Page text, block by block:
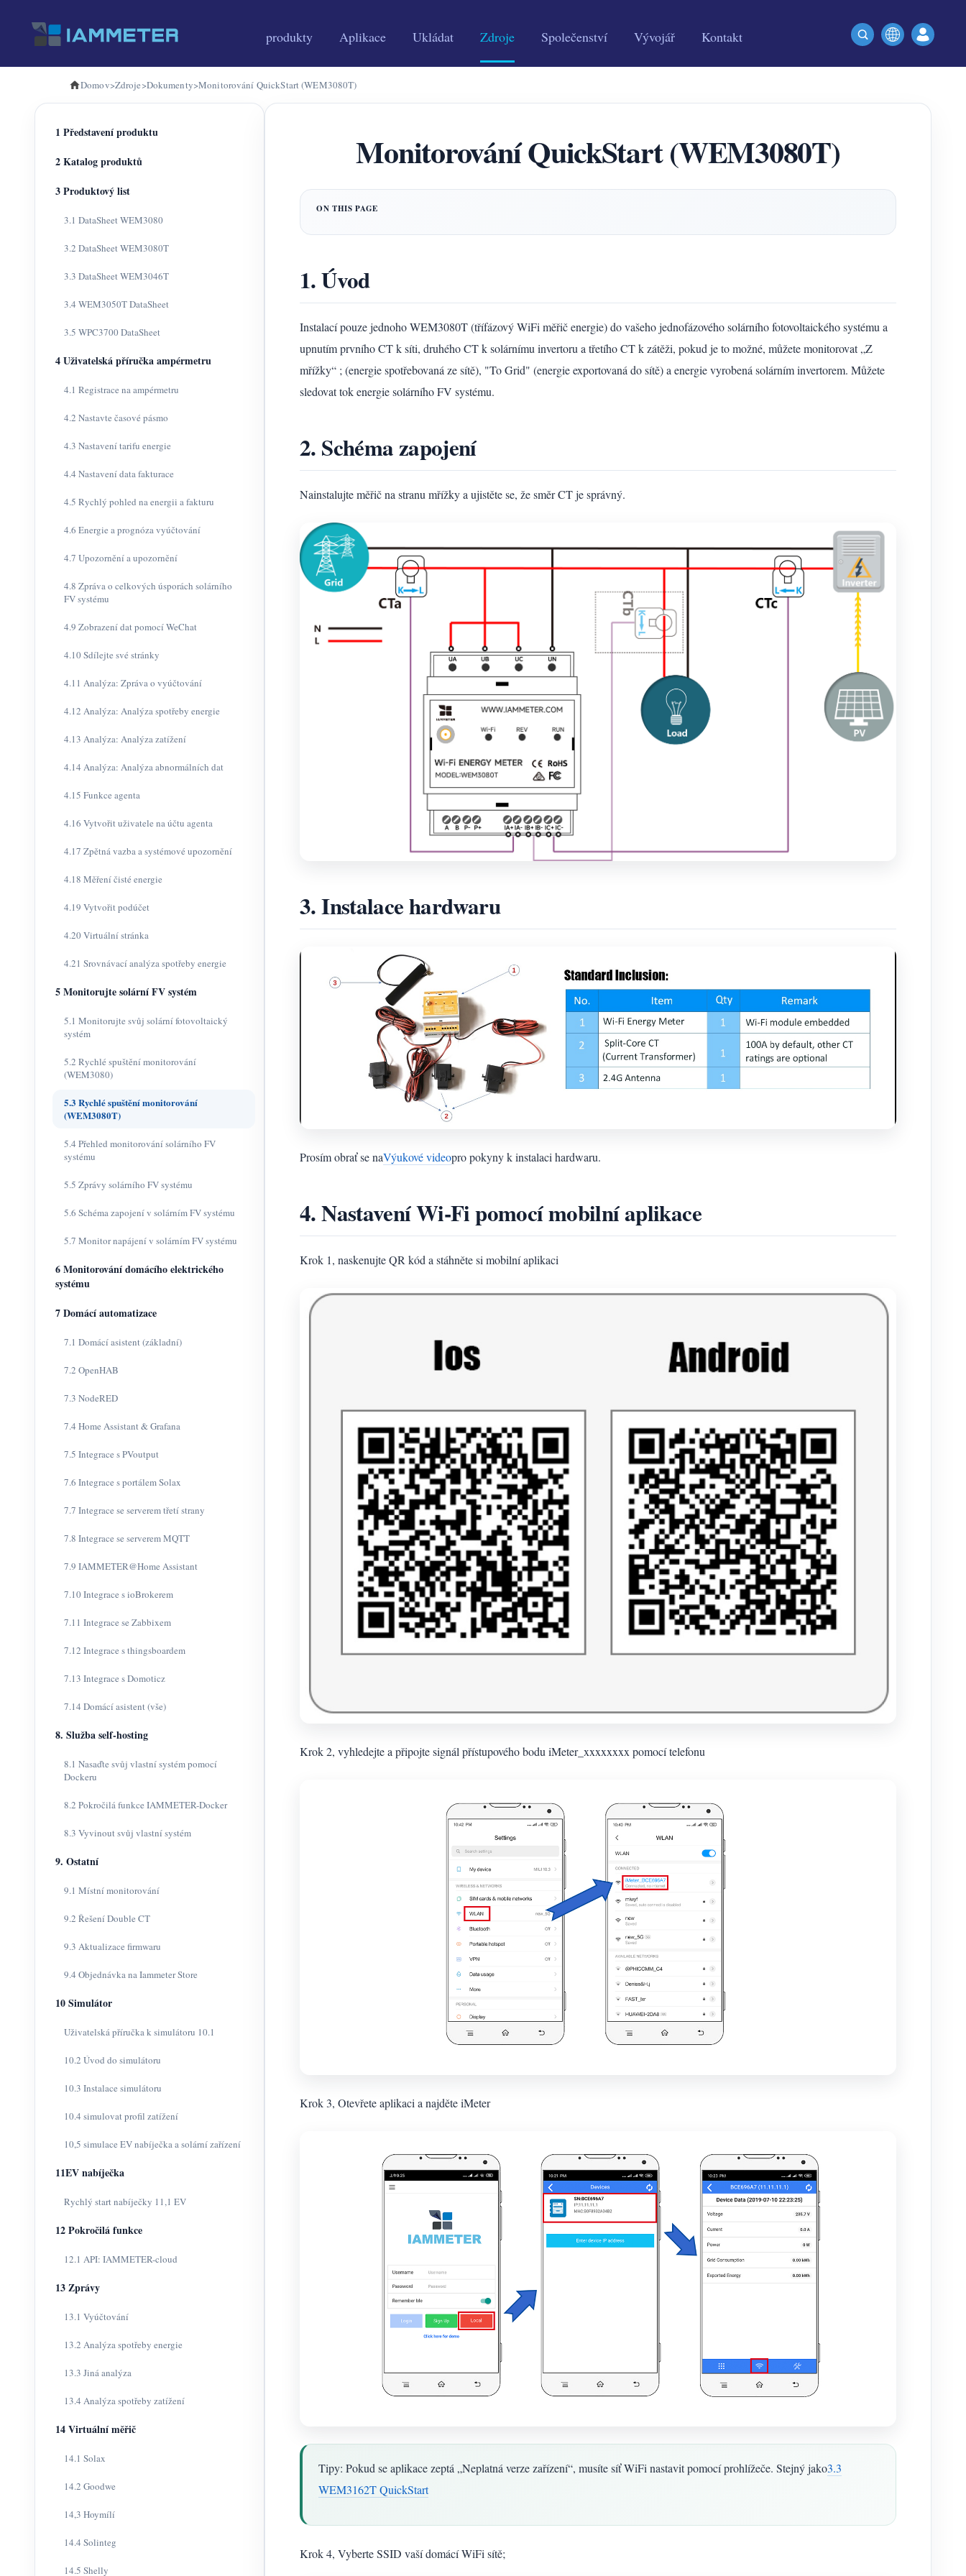
produkty Aplikace Ukládat Zdroje Společenství Vývojář Kontakt
Domov>Zdroje>Dokumenty>Monitorování QuickStart (WEM3080T)
1 Představení produktu
2 Katalog produktů
3 Produktový list
3.1 DataSheet WEM3080
3.2 DataSheet WEM3080T
3.3 DataSheet WEM3046T
3.4 WEM3050T DataSheet
3.5 WPC3700 DataSheet
4 Uživatelská příručka ampérmetru
4.1 Registrace na ampérmetru
4.2 Nastavte časové pásmo
4.3 Nastavení tarifu energie
4.4 Nastavení data fakturace
4.5 Rychlý pohled na energii a fakturu
4.6 Energie a prognóza vyúčtování
4.7 Upozornění a upozornění
4.8 Zpráva o celkových úsporách solárního
FV systému
4.9 Zobrazení dat pomocí WeChat
4.10 Sdílejte své stránky
4.11 Analýza: Zpráva o vyúčtování
4.12 Analýza: Analýza spotřeby energie
4.13 Analýza: Analýza zatížení
4.14 Analýza: Analýza abnormálních dat
4.15 Funkce agenta
4.16 Vytvořit uživatele na účtu agenta
4.17 Zpětná vazba a systémové upozornění
4.18 Měření čisté energie
4.19 Vytvořit podúčet
4.20 Virtuální stránka
4.21 Srovnávací analýza spotřeby energie
5 Monitorujte solární FV systém
5.1 Monitorujte svůj solární fotovoltaický
systém
5.2 Rychlé spuštění monitorování
(WEM3080)
5.3 Rychlé spuštění monitorování
(WEM3080T)
5.4 Přehled monitorování solárního FV
systému
5.5 Zprávy solárního FV systému
5.6 Schéma zapojení v solárním FV systému
5.7 Monitor napájení v solárním FV systému
6 Monitorování domácího elektrického
systému
7 Domácí automatizace
7.1 Domácí asistent (základní)
7.2 OpenHAB
7.3 NodeRED
7.4 Home Assistant & Grafana
7.5 Integrace s PVoutput
7.6 Integrace s portálem Solax
7.7 Integrace se serverem třetí strany
7.8 Integrace se serverem MQTT
7.9 IAMMETER@Home Assistant
7.10 Integrace s ioBrokerem
7.11 Integrace se Zabbixem
7.12 Integrace s thingsboardem
7.13 Integrace s Domoticz
7.14 Domácí asistent (vše)
8. Služba self-hosting
8.1 Nasaďte svůj vlastní systém pomocí
Dockeru
8.2 Pokročilá funkce IAMMETER-Docker
8.3 Vyvinout svůj vlastní systém
9. Ostatní
9.1 Místní monitorování
9.2 Řešení Double CT
9.3 Aktualizace firmwaru
9.4 Objednávka na Iammeter Store
10 Simulátor
Uživatelská příručka k simulátoru 10.1
10.2 Úvod do simulátoru
10.3 Instalace simulátoru
10.4 simulovat profil zatížení
10,5 simulace EV nabíječka a solární zařízení
11EV nabíječka
Rychlý start nabíječky 11,1 EV
12 Pokročilá funkce
12.1 API: IAMMETER-cloud
13 Zprávy
13.1 Vyúčtování
13.2 Analýza spotřeby energie
13.3 Jiná analýza
13.4 Analýza spotřeby zatížení
14 Virtuální měřič
14.1 Solax
14.2 Goodwe
14,3 Hoymílí
14.4 Solinteg
14.5 Shelly
Monitorování QuickStart (WEM3080T)
1. Úvod
Instalací pouze jednoho WEM3080T (třífázový WiFi měřič energie) do vašeho jednofázového solárního fotovoltaického systému a
upnutím prvního CT k síti, druhého CT k solárnímu invertoru a třetího CT k zátěži, pokud je to možné, můžete monitorovat „Z
mřížky“ ; (energie spotřebovaná ze sítě), "To Grid" (energie exportovaná do sítě) a energie vyrobená solárním invertorem. Můžete
sledovat tok energie solárního FV systému.
2. Schéma zapojení
Nainstalujte měřič na stranu mřížky a ujistěte se, že směr CT je správný.
3. Instalace hardwaru
Prosím obrať se naVýukové videopro pokyny k instalaci hardwaru.
4. Nastavení Wi-Fi pomocí mobilní aplikace
Krok 1, naskenujte QR kód a stáhněte si mobilní aplikaci
Krok 2, vyhledejte a připojte signál přístupového bodu iMeter_xxxxxxxx pomocí telefonu
Krok 3, Otevřete aplikaci a najděte iMeter
Tipy: Pokud se aplikace zeptá „Neplatná verze zařízení“, musíte síť WiFi nastavit pomocí prohlížeče. Stejný jako3.3
WEM3162T QuickStart
Krok 4, Vyberte SSID vaší domácí WiFi sítě;